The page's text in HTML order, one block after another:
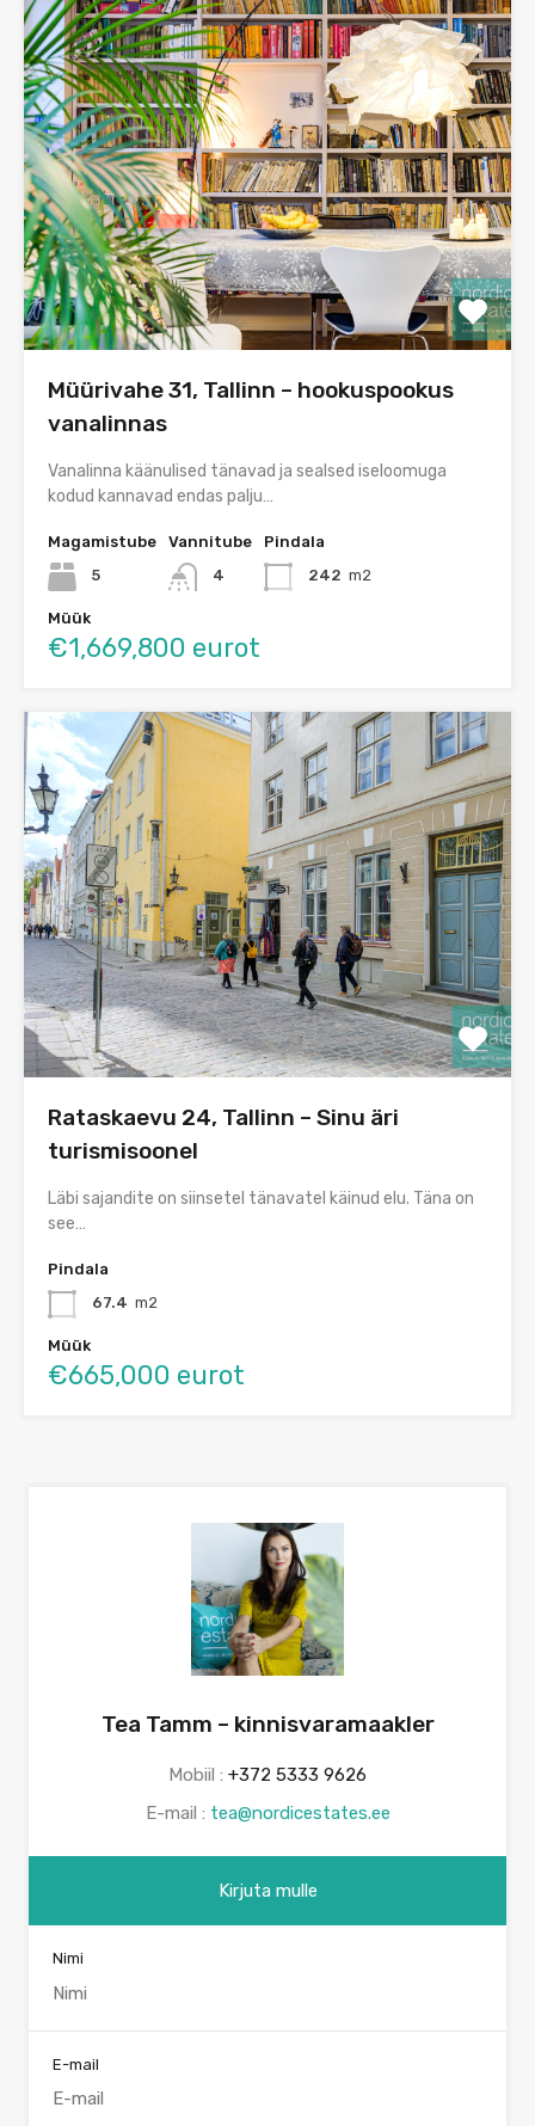
Müürivahe 31, Tallinn – hookuspookus
vanalinnas
Vanalinna käänulised tänavad ja sealsed iseloomuga
kodud kannavad endas palju…
Magamistube
5
Vannitube
4
Pindala
242 m2
Müük
€1,669,800 eurot
Rataskaevu 24, Tallinn – Sinu äri
turismisoonel
Läbi sajandite on siinsetel tänavatel käinud elu. Täna on
see…
Pindala
67.4 m2
Müük
€665,000 eurot
Tea Tamm – kinnisvaramaakler
Mobiil : +372 5333 9626
E-mail : tea@nordicestates.ee
Kirjuta mulle
Nimi
E-mail